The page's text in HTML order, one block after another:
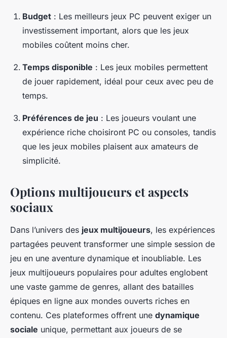
Budget : Les meilleurs jeux PC peuvent exiger un
investissement important, alors que les jeux
mobiles coûtent moins cher.
Temps disponible : Les jeux mobiles permettent
de jouer rapidement, idéal pour ceux avec peu de
temps.
Préférences de jeu : Les joueurs voulant une
expérience riche choisiront PC ou consoles, tandis
que les jeux mobiles plaisent aux amateurs de
simplicité.
Options multijoueurs et aspects
sociaux
Dans l’univers des jeux multijoueurs, les expériences
partagées peuvent transformer une simple session de
jeu en une aventure dynamique et inoubliable. Les
jeux multijoueurs populaires pour adultes englobent
une vaste gamme de genres, allant des batailles
épiques en ligne aux mondes ouverts riches en
contenu. Ces plateformes offrent une dynamique
sociale unique, permettant aux joueurs de se